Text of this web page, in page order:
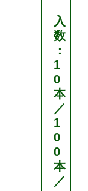
入
数
：
1
0
本
／
1
0
0
本
／